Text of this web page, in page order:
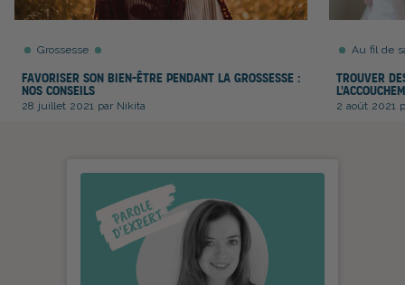
Grossesse
Favoriser son bien-être pendant la grossesse :
nos conseils
28 juillet 2021 par Nikita
Au fil de
Trouver
2 août 2021